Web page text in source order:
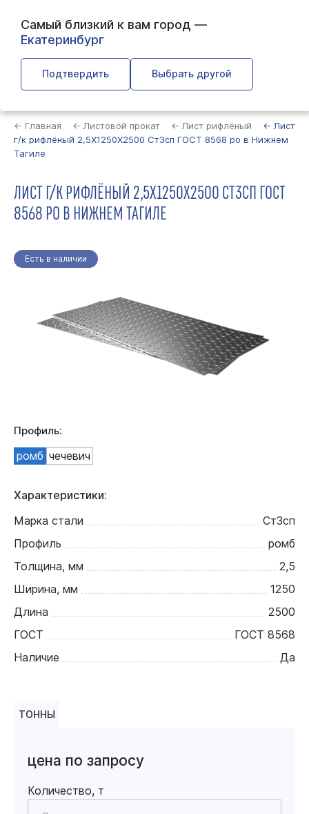
Самый близкий к вам город —
Екатеринбург
Подтвердить Выбрать другой
← Главная ← Листовой прокат ← Лист рифлёный
← Лист
г/к рифлёный 2,5Х1250Х2500 Ст3сп ГОСТ 8568 ро в Нижнем
Тагиле
ЛИСТ Г/К РИФЛЁНЫЙ 2,5Х1250Х2500 СТ3СП ГОСТ
8568 РО В НИЖНЕМ ТАГИЛЕ
Есть в наличии
Профиль:
ромб чечевич
Характеристики:
Марка стали
Ст3сп
Профиль
ромб
Толщина, мм
2,5
Ширина, мм
1250
Длина
2500
ГОСТ
ГОСТ 8568
Наличие
Да
ТОННЫ
цена по запросу
Количество, т